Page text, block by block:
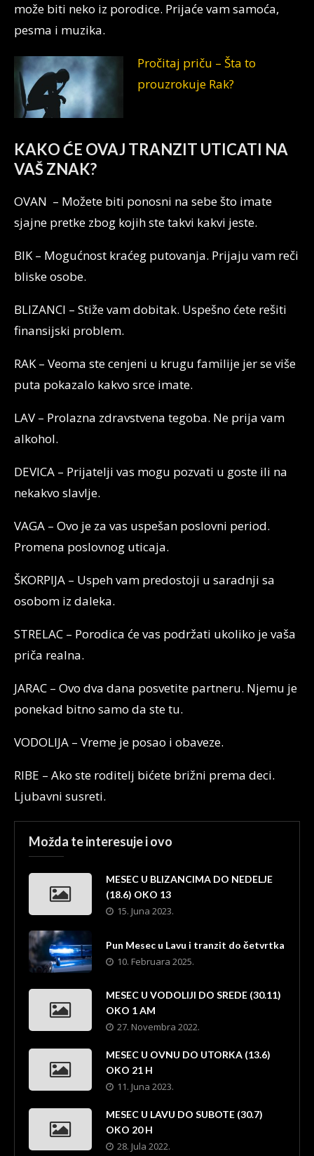
može biti neko iz porodice. Prijaće vam samoća,
pesma i muzika.
Pročitaj priču – Šta to
prouzrokuje Rak?
KAKO ĆE OVAJ TRANZIT UTICATI NA
VAŠ ZNAK?
OVAN – Možete biti ponosni na sebe što imate
sjajne pretke zbog kojih ste takvi kakvi jeste.
BIK – Mogućnost kraćeg putovanja. Prijaju vam reči
bliske osobe.
BLIZANCI – Stiže vam dobitak. Uspešno ćete rešiti
finansijski problem.
RAK – Veoma ste cenjeni u krugu familije jer se više
puta pokazalo kakvo srce imate.
LAV – Prolazna zdravstvena tegoba. Ne prija vam
alkohol.
DEVICA – Prijatelji vas mogu pozvati u goste ili na
nekakvo slavlje.
VAGA – Ovo je za vas uspešan poslovni period.
Promena poslovnog uticaja.
ŠKORPIJA – Uspeh vam predostoji u saradnji sa
osobom iz daleka.
STRELAC – Porodica će vas podržati ukoliko je vaša
priča realna.
JARAC – Ovo dva dana posvetite partneru. Njemu je
ponekad bitno samo da ste tu.
VODOLIJA – Vreme je posao i obaveze.
RIBE – Ako ste roditelj bićete brižni prema deci.
Ljubavni susreti.
Možda te interesuje i ovo
MESEC U BLIZANCIMA DO NEDELJE
(18.6) OKO 13
15. Juna 2023.
Pun Mesec u Lavu i tranzit do četvrtka
10. Februara 2025.
MESEC U VODOLIJI DO SREDE (30.11)
OKO 1 AM
27. Novembra 2022.
MESEC U OVNU DO UTORKA (13.6)
OKO 21 H
11. Juna 2023.
MESEC U LAVU DO SUBOTE (30.7)
OKO 20 H
28. Jula 2022.